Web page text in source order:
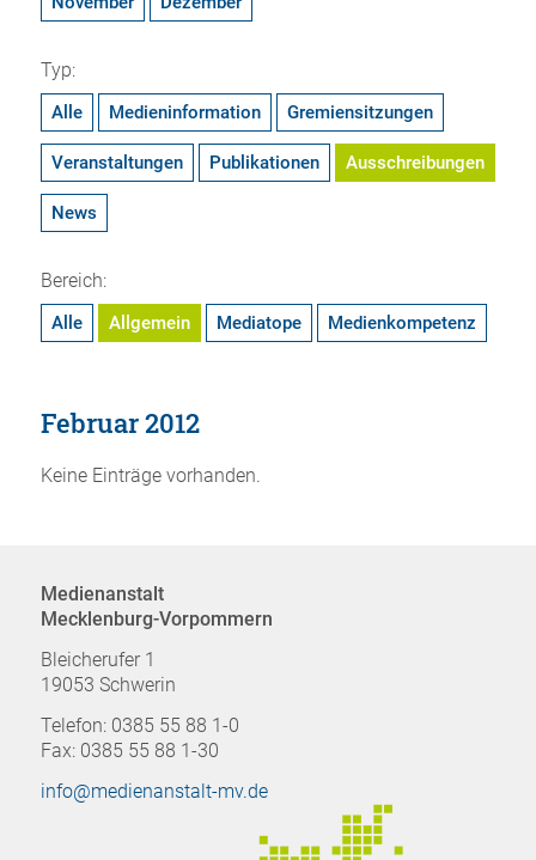
Typ:
Alle Medieninformation Gremiensitzungen
Veranstaltungen Publikationen Ausschreibungen
News
Bereich:
Alle Allgemein Mediatope Medienkompetenz
Februar 2012
Keine Einträge vorhanden.
Medienanstalt
Mecklenburg-Vorpommern
Bleicherufer 1
19053 Schwerin
Telefon: 0385 55 88 1-0
Fax: 0385 55 88 1-30
info@medienanstalt-mv.de